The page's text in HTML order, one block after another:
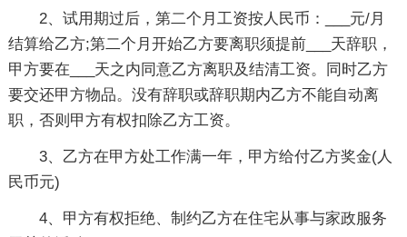
2、试用期过后，第二个月工资按人民币：___元/月
结算给乙方;第二个月开始乙方要离职须提前___天辞职，
甲方要在___天之内同意乙方离职及结清工资。同时乙方
要交还甲方物品。没有辞职或辞职期内乙方不能自动离
职，否则甲方有权扣除乙方工资。
3、乙方在甲方处工作满一年，甲方给付乙方奖金(人
民币元)
4、甲方有权拒绝、制约乙方在住宅从事与家政服务